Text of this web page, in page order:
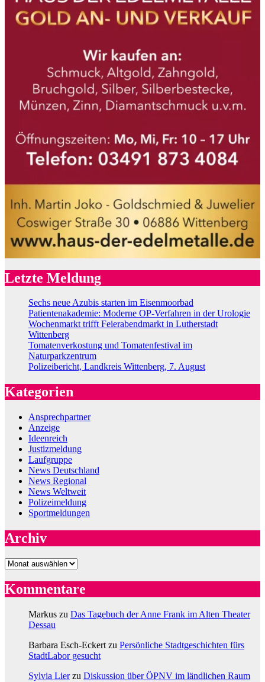
Letzte Meldung
Sechs neue Azubis starten im Eisenmoorbad
Patientenakademie: Moderne OP-Verfahren in der Urologie
Wochenmarkt trifft Feierabendmarkt in Lutherstadt
Wittenberg
Tomatenverkostung und Tomatenfestival im
Naturparkzentrum
Polizeibericht, Landkreis Wittenberg, 7. August
Kategorien
Ansprechpartner
Anzeige
Ideenreich
Justizmeldung
Laufgruppe
News Deutschland
News Regional
News Weltweit
Polizeimeldung
Sportmeldungen
Archiv
Archiv
Kommentare
Markus zu Das Tagebuch der Anne Frank im Alten Theater
Dessau
Barbara Esch-Eckert zu Persönliche Stadtgeschichten fürs
StadtLabor gesucht
Sylvia Lierzu Diskussion über ÖPNV im ländlichen Raum